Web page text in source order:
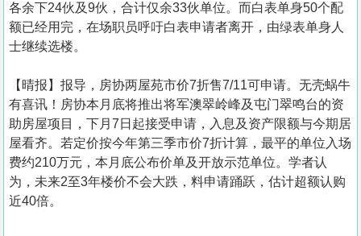
各余下24伙及9伙，合计仅余33伙单位。而白表单身50个配
额已经用完，在场职员呼吁白表申请者离开，由绿表单身人
士继续选楼。
【晴报】报导，房协两屋苑市价7折售7/11可申请。无壳蜗牛
有喜讯！房协本月底将推出将军澳翠岭峰及屯门翠鸣台的资
助房屋项目，下月7日起接受申请，入息及资产限额与今期居
屋看齐。若定价按今年第三季市价7折计算，最平的单位入场
费约210万元，本月底公布价单及开放示范单位。学者认
为，未来2至3年楼价不会大跌，料申请踊跃，估计超额认购
近40倍。